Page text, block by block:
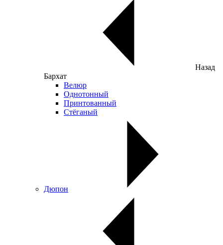
Назад
Бархат
Велюр
Однотонный
Принтованный
Стёганый
Дюпон